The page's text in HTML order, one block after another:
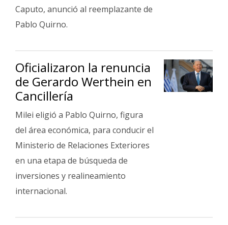
Caputo, anunció al reemplazante de
Pablo Quirno.
Oficializaron la renuncia
de Gerardo Werthein en
Cancillería
Milei eligió a Pablo Quirno, figura
del área económica, para conducir el
Ministerio de Relaciones Exteriores
en una etapa de búsqueda de
inversiones y realineamiento
internacional.